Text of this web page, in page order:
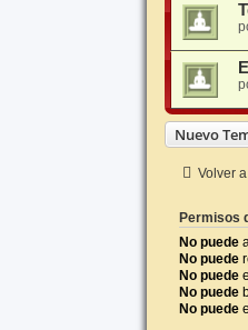
Nuevo
Volver
Permisos
No puede
No puede
No puede
No puede
No puede